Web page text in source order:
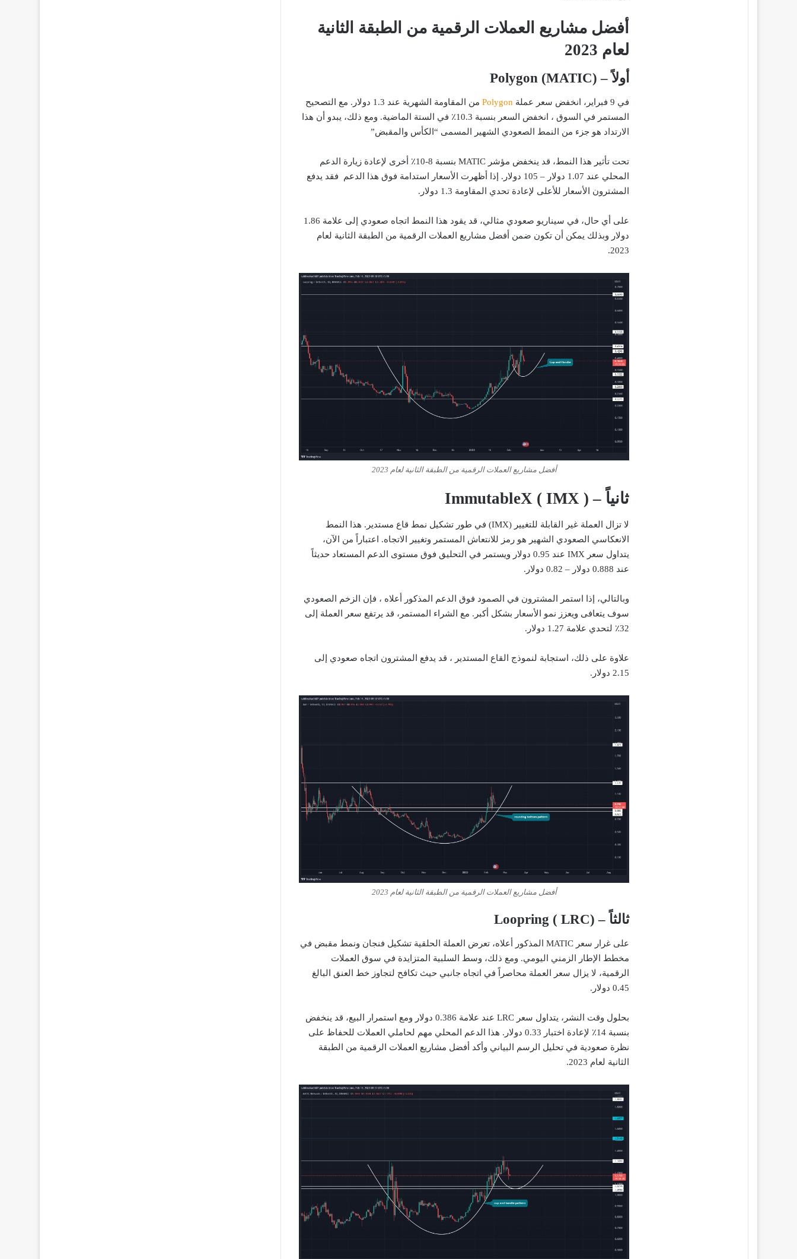
أفضل مشاريع العملات الرقمية من الطبقة الثانية
لعام 2023
أولاً – Polygon (MATIC)
في 9 فبراير، انخفض سعر عملة Polygon
من المقاومة الشهرية عند 1.3 دولار. مع التصحيح
المستمر في السوق ، انخفض السعر بنسبة 10.3٪ في الستة الماضية. ومع ذلك، يبدو أن هذا
الارتداد هو جزء من النمط الصعودي الشهير المسمى “الكأس والمقبض”
تحت تأثير هذا النمط، قد ينخفض ​​مؤشر MATIC بنسبة 8-10٪ أخرى لإعادة زيارة الدعم
المحلي عند 1.07 دولار – 105 دولار. إذا أظهرت الأسعار استدامة فوق هذا الدعم فقد يدفع
المشترون الأسعار للأعلى لإعادة تحدي المقاومة 1.3 دولار.
على أي حال، في سيناريو صعودي مثالي، قد يقود هذا النمط اتجاه صعودي إلى علامة 1.86
دولار وبذلك يمكن أن تكون ضمن أفضل مشاريع العملات الرقمية من الطبقة الثانية لعام
2023.
أفضل مشاريع العملات الرقمية من الطبقة الثانية لعام 2023
ثانياً – ImmutableX ( IMX )
لا تزال العملة غير القابلة للتغيير (IMX) في طور تشكيل نمط قاع مستدير. هذا النمط
الانعكاسي الصعودي الشهير هو رمز للانتعاش المستمر وتغيير الاتجاه. اعتباراً من الآن،
يتداول سعر IMX عند 0.95 دولار ويستمر في التحليق فوق مستوى الدعم المستعاد حديثاً
عند 0.888 دولار – 0.82 دولار.
وبالتالي، إذا استمر المشترون في الصمود فوق الدعم المذكور أعلاه ، فإن الزخم الصعودي
سوف يتعافى ويعزز نمو الأسعار بشكل أكبر. مع الشراء المستمر، قد يرتفع سعر العملة إلى
32٪ لتحدي علامة 1.27 دولار.
علاوة على ذلك، استجابة لنموذج القاع المستدير ، قد يدفع المشترون اتجاه صعودي إلى
2.15 دولار.
أفضل مشاريع العملات الرقمية من الطبقة الثانية لعام 2023
ثالثاً – Loopring ( LRC)
على غرار سعر MATIC المذكور أعلاه، تعرض العملة الحلقية تشكيل فنجان ونمط مقبض في
مخطط الإطار الزمني اليومي. ومع ذلك، وسط السلبية المتزايدة في سوق العملات
الرقمية، لا يزال سعر العملة محاصراً في اتجاه جانبي حيث تكافح لتجاوز خط العنق البالغ
0.45 دولار.
بحلول وقت النشر، يتداول سعر LRC عند علامة 0.386 دولار ومع استمرار البيع، قد ينخفض ​​
بنسبة 14٪ لإعادة اختبار 0.33 دولار. هذا الدعم المحلي مهم لحاملي العملات للحفاظ على
نظرة صعودية في تحليل الرسم البياني وأكد أفضل مشاريع العملات الرقمية من الطبقة
الثانية لعام 2023.